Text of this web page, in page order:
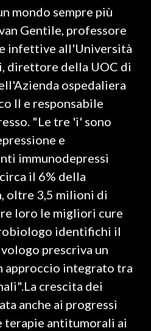
mondo sempre più
Gentile, professore
infettive all'Università
direttore della UOC di
ospedaliera
II e responsabile
"Le tre 'i' sono
e
immunodepressi
il 6% della
oltre 3,5 milioni di
loro le migliori cure
identifichi il
prescriva un
approccio integrato tra
crescita dei
anche ai progressi
terapie antitumorali ai